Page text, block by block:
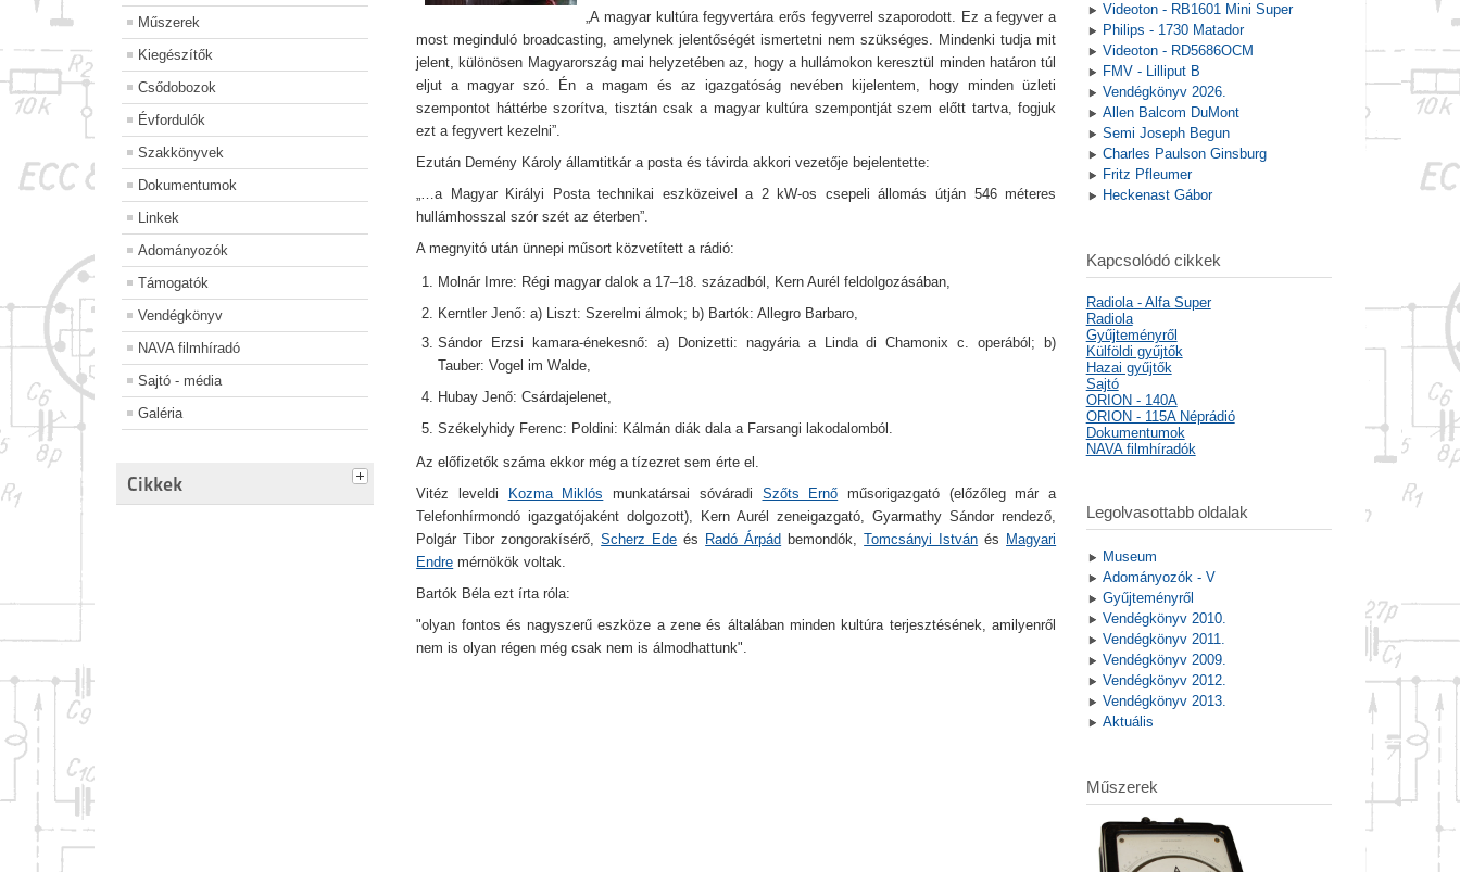
Műszerek
Kiegészítők
Csődobozok
Évfordulók
Szakkönyvek
Dokumentumok
Linkek
Adományozók
Támogatók
Vendégkönyv
NAVA filmhíradó
Sajtó - média
Galéria
Cikkek
„A magyar kultúra fegyvertára erős fegyverrel szaporodott. Ez a fegyver a
most meginduló broadcasting, amelynek jelentőségét ismertetni nem szükséges. Mindenki tudja mit
jelent, különösen Magyarország mai helyzetében az, hogy a hullámokon keresztül minden határon túl
eljut a magyar szó. Én a magam és az igazgatóság nevében kijelentem, hogy minden üzleti
szempontot háttérbe szorítva, tisztán csak a magyar kultúra szempontját szem előtt tartva, fogjuk
ezt a fegyvert kezelni”.
Ezután Demény Károly államtitkár a posta és távirda akkori vezetője bejelentette:
„…a Magyar Királyi Posta technikai eszközeivel a 2 kW-os csepeli állomás útján 546 méteres
hullámhosszal szór szét az éterben”.
A megnyitó után ünnepi műsort közvetített a rádió:
Molnár Imre: Régi magyar dalok a 17–18. századból, Kern Aurél feldolgozásában,
Kerntler Jenő: a) Liszt: Szerelmi álmok; b) Bartók: Allegro Barbaro,
Sándor Erzsi kamara-énekesnő: a) Donizetti: nagyária a Linda di Chamonix c. operából; b)
Tauber: Vogel im Walde,
Hubay Jenő: Csárdajelenet,
Székelyhidy Ferenc: Poldini: Kálmán diák dala a Farsangi lakodalomból.
Az előfizetők száma ekkor még a tízezret sem érte el.
Vitéz leveldi
Kozma Miklós munkatársai sóváradi Szőts Ernő műsorigazgató (előzőleg már a
Telefonhírmondó igazgatójaként dolgozott), Kern Aurél zeneigazgató, Gyarmathy Sándor rendező,
Polgár Tibor zongorakísérő,Scherz Ede és Radó Árpád bemondók,Tomcsányi István és Magyari
Endre mérnökök voltak.
Bartók Béla ezt írta róla:
"olyan fontos és nagyszerű eszköze a zene és általában minden kultúra terjesztésének, amilyenről
nem is olyan régen még csak nem is álmodhattunk".
Videoton - RB1601 Mini Super
Philips - 1730 Matador
Videoton - RD5686OCM
FMV - Lilliput B
Vendégkönyv 2026.
Allen Balcom DuMont
Semi Joseph Begun
Charles Paulson Ginsburg
Fritz Pfleumer
Heckenast Gábor
Kapcsolódó cikkek
Radiola - Alfa Super
Radiola
Gyűjteményről
Külföldi gyűjtők
Hazai gyűjtők
Sajtó
ORION - 140A
ORION - 115A Néprádió
Dokumentumok
NAVA filmhíradók
Legolvasottabb oldalak
Museum
Adományozók - V
Gyűjteményről
Vendégkönyv 2010.
Vendégkönyv 2011.
Vendégkönyv 2009.
Vendégkönyv 2012.
Vendégkönyv 2013.
Aktuális
Műszerek